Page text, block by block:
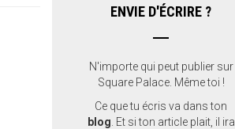
ENVIE D'ÉCRIRE ?
N'importe qui peut publier sur
Square Palace. Même toi !
Ce que tu écris va dans ton
blog . Et si ton article plait, il ira